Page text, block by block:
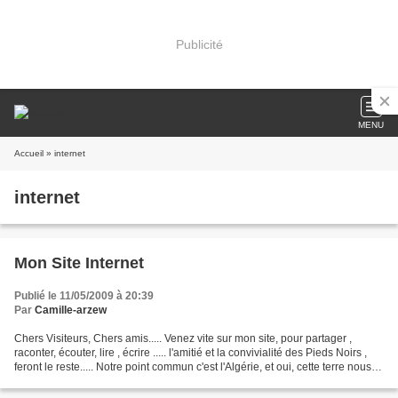
Publicité
MENU
Accueil » internet
internet
Mon Site Internet
Publié le 11/05/2009 à 20:39
Par Camille-arzew
Chers Visiteurs, Chers amis..... Venez vite sur mon site, pour partager ,
raconter, écouter, lire , écrire ..... l'amitié et la convivialité des Pieds Noirs ,
feront le reste..... Notre point commun c'est l'Algérie, et oui, cette terre nous